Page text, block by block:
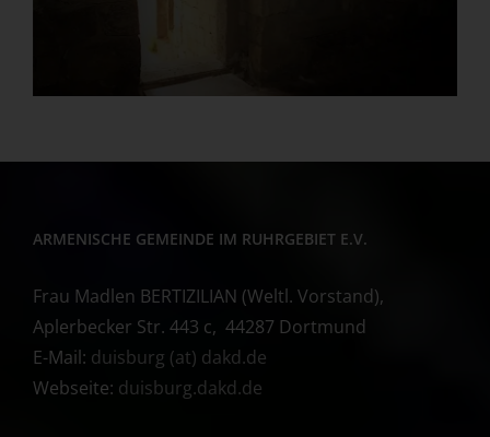
ARMENISCHE GEMEINDE IM RUHRGEBIET E.V.
Frau Madlen BERTIZILIAN (Weltl. Vorstand),
Aplerbecker Str. 443 c, 44287 Dortmund
E-Mail: duisburg (at) dakd.de
Webseite: duisburg.dakd.de